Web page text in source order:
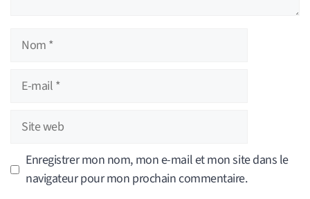
Nom
Site
web
Enregistrer mon nom, mon e-mail et mon site dans le
navigateur pour mon prochain commentaire.